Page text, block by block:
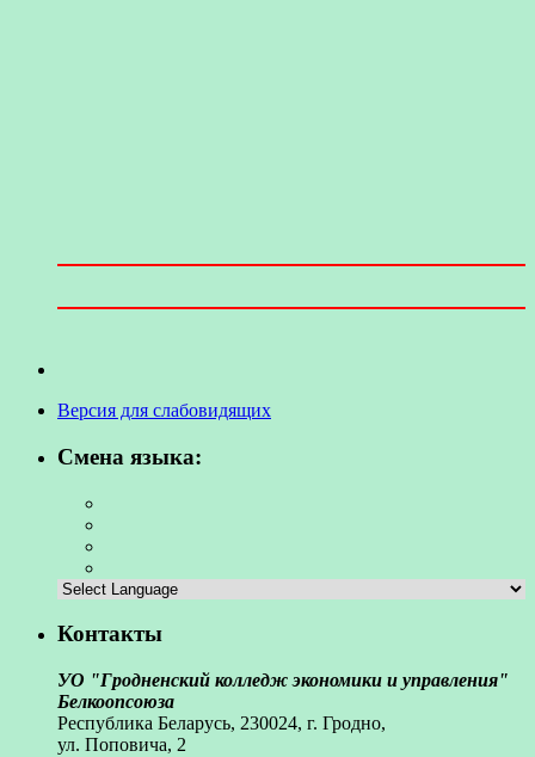
Версия для слабовидящих
Смена языка:
Контакты
УО "Гродненский колледж экономики и управления"
Белкоопсоюза
Республика Беларусь, 230024, г. Гродно,
ул. Поповича, 2